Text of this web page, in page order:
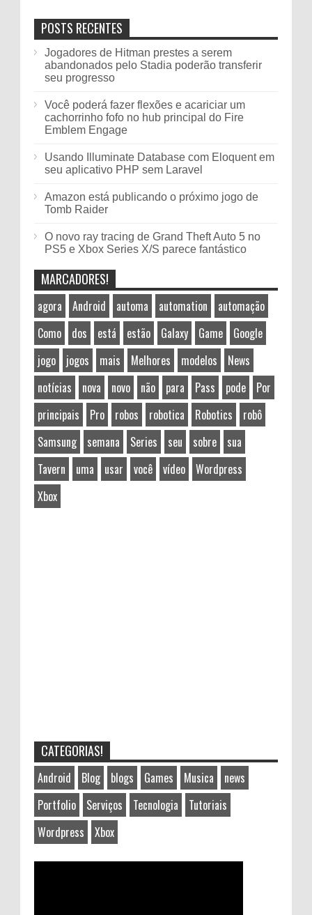
POSTS RECENTES
Jogadores de Hitman prestes a serem
abandonados pelo Stadia poderão transferir
seu progresso
Você poderá fazer flexões e acariciar um
cachorrinho fofo no hub principal do Fire
Emblem Engage
Usando Illuminate Database com Eloquent em
seu aplicativo PHP sem Laravel
Amazon está publicando o próximo jogo de
Tomb Raider
O novo ray tracing de Grand Theft Auto 5 no
PS5 e Xbox Series X/S parece fantástico
MARCADORES!
agora Android automa automation
automação
Como
dos está estão Galaxy Game
Google
jogo
jogos mais Melhores modelos
News
notícias
nova novo não para Pass pode
Por
principais
Pro robos robotica Robotics
robô
Samsung
semana Series seu sobre
sua
Tavern
uma usar você vídeo
Wordpress
Xbox
CATEGORIAS!
Android Blog blogs Games Musica
news
Portfolio
Serviços Tecnologia
Tutoriais
Wordpress
Xbox